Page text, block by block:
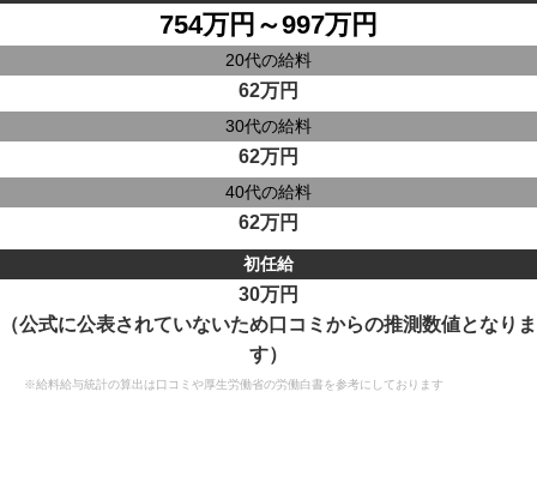
754万円～997万円
20代の給料
62万円
30代の給料
62万円
40代の給料
62万円
初任給
30万円
（公式に公表されていないため口コミからの推測数値となりま
す）
※給料給与統計の算出は口コミや厚生労働省の労働白書を参考にしております